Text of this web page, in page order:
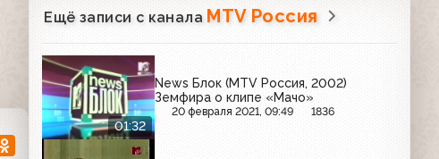
Ещё записи с канала MTV Россия
01:32
News Блок (MTV Россия, 2002)
Земфира о клипе «Мачо»
20 февраля 2021, 09:49 1836